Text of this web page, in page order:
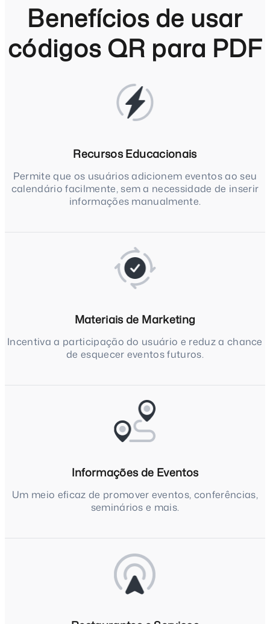
Benefícios de usar
códigos QR para PDF
Recursos Educacionais
Permite que os usuários adicionem eventos ao seu
calendário facilmente, sem a necessidade de inserir
informações manualmente.
Materiais de Marketing
Incentiva a participação do usuário e reduz a chance
de esquecer eventos futuros.
Informações de Eventos
Um meio eficaz de promover eventos, conferências,
seminários e mais.